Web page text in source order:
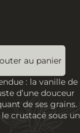
au panier
: la vanille de
d’une douceur
de ses grains.
crustacé sous un